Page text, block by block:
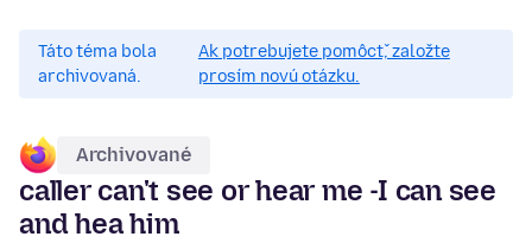
Táto téma bola
archivovaná.
Ak potrebujete pomôcť, založte
prosím novú otázku.
Archivované
caller can't see or hear me -I can see
and hea him